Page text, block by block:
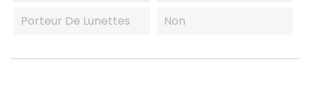
Porteur De Lunettes Non